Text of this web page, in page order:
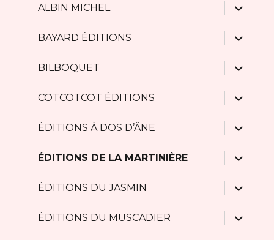
menu
ALBIN MICHEL
ouvrir
le
sous-
menu
BAYARD ÉDITIONS
ouvrir
le
sous-
menu
BILBOQUET
ouvrir
le
sous-
menu
COTCOTCOT ÉDITIONS
ouvrir
le
sous-
menu
ÉDITIONS À DOS D’ÂNE
ouvrir
le
sous-
menu
ÉDITIONS DE LA MARTINIÈRE
ouvrir
le
sous-
menu
ÉDITIONS DU JASMIN
ouvrir
le
sous-
menu
ÉDITIONS DU MUSCADIER
ouvrir
le
sous-